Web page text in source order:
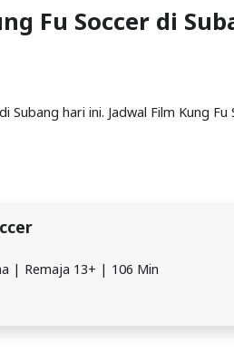
Fu Soccer di
Subang hari ini. Jadwal Film Kung
| Remaja 13+ | 106 Min